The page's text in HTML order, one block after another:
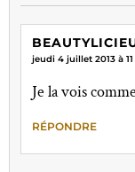
jeudi 4 juillet 2013 à
Je la vois
RÉPONDRE